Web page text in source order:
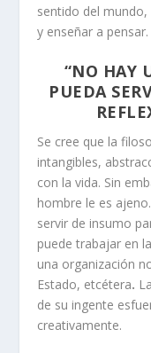
sentido del
y enseñar a pensar.
“NO HAY
PUEDA
Se cree que la
intangibles,
con la vida. Sin
hombre le es
servir de insumo
puede trabajar en
una organización
Estado, etcétera.
de su ingente
creativamente.